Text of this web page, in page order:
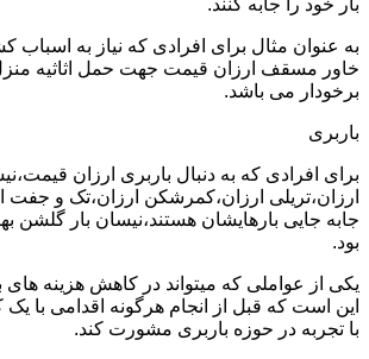
بار خود را جابه کنند.
به عنوان مثال برای افرادی که نیاز به اسباب
خاور مسقف ارزان قیمت جهت حمل اثاثیه منزل
برخودار می باشد.
باربری
برای افرادی که به دنبال باربری ارزان
ارزان،تریلی ارزان،کمرشکن ارزان،تک و جفت
جابه جایی بارهایشان هستند،نیسان بار گلشن
بود.
یکی از عواملی که میتواند در کاهش هزینه های
این است که قبل از انجام هرگونه اقدامی با
با تجربه در حوزه باربری مشورت کند.